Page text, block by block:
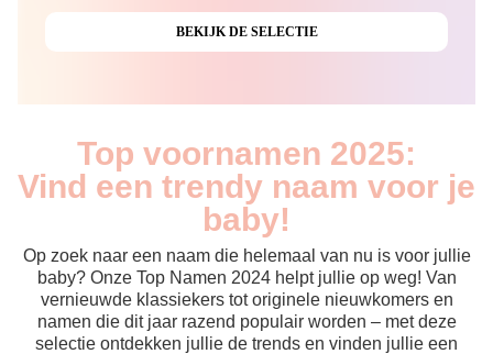
Top voornamen 2025:
Vind een trendy naam voor je
baby!
Op zoek naar een naam die helemaal van nu is voor jullie
baby? Onze Top Namen 2024 helpt jullie op weg! Van
vernieuwde klassiekers tot originele nieuwkomers en
namen die dit jaar razend populair worden – met deze
selectie ontdekken jullie de trends en vinden jullie een